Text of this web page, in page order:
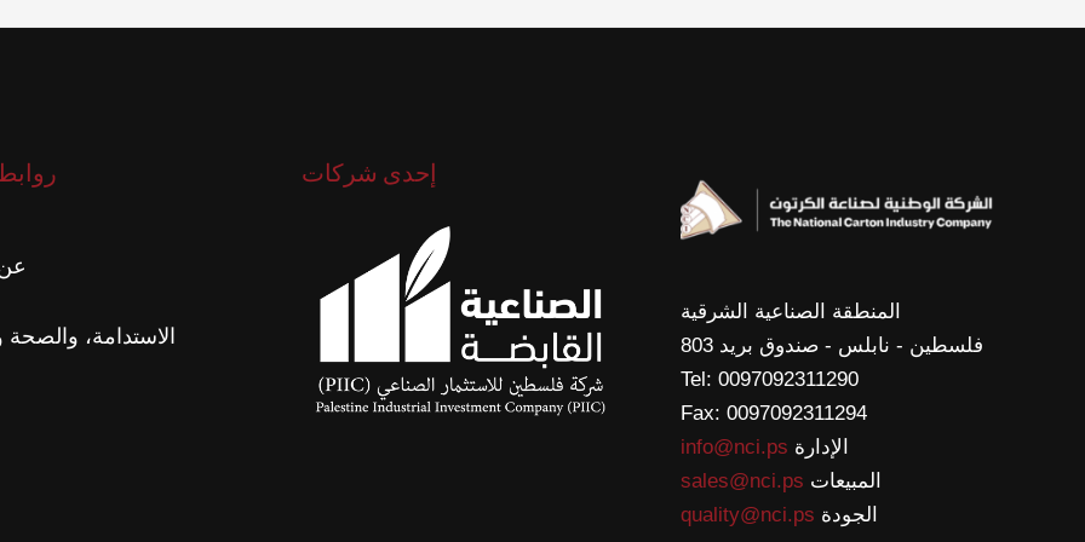
المنطقة الصناعية الشرقية
فلسطين - نابلس - صندوق بريد 803
Tel: 0097092311290
Fax: 0097092311294
الإدارة info@nci.ps
المبيعات sales@nci.ps
الجودة quality@nci.ps
إحدى شركات
الاستدامة، والصحة